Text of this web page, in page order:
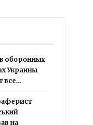
оборонных
Украины
все...
на